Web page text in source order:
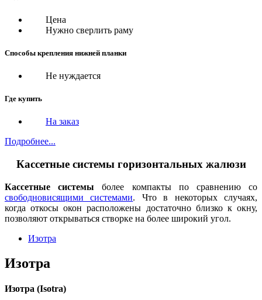
Цена
Нужно сверлить раму
Способы крепления нижней планки
Не нуждается
Где купить
На заказ
Подробнее...
Кассетные системы горизонтальных жалюзи
Кассетные системы более компакты по сравнению со
свободновисящими системами. Что в некоторых случаях,
когда откосы окон расположены достаточно близко к окну,
позволяют открываться створке на более широкий угол.
Изотра
Изотра
Изотра (Isotra)